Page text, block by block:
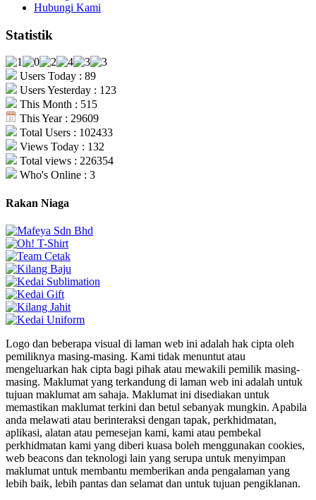
Hubungi Kami
Statistik
Users Today : 89
Users Yesterday : 123
This Month : 515
This Year : 29609
Total Users : 102433
Views Today : 132
Total views : 226354
Who's Online : 3
Rakan Niaga
Logo dan beberapa visual di laman web ini adalah hak cipta oleh
pemiliknya masing-masing. Kami tidak menuntut atau
mengeluarkan hak cipta bagi pihak atau mewakili pemilik masing-
masing. Maklumat yang terkandung di laman web ini adalah untuk
tujuan maklumat am sahaja. Maklumat ini disediakan untuk
memastikan maklumat terkini dan betul sebanyak mungkin. Apabila
anda melawati atau berinteraksi dengan tapak, perkhidmatan,
aplikasi, alatan atau pemesejan kami, kami atau pembekal
perkhidmatan kami yang diberi kuasa boleh menggunakan cookies,
web beacons dan teknologi lain yang serupa untuk menyimpan
maklumat untuk membantu memberikan anda pengalaman yang
lebih baik, lebih pantas dan selamat dan untuk tujuan pengiklanan.